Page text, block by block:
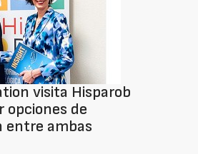
visita Hisparob
opciones de
entre ambas